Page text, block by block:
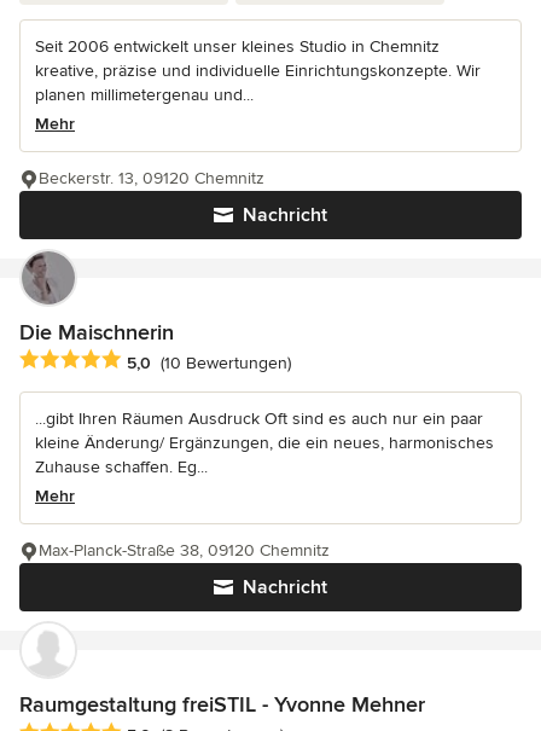
Seit 2006 entwickelt unser kleines Studio in Chemnitz
kreative, präzise und individuelle Einrichtungskonzepte. Wir
planen millimetergenau und...
Mehr
Nachricht
Beckerstr. 13, 09120 Chemnitz
Die Maischnerin
Durchschnittliche Bewertung: 5 von 5 Sternen
5,0 (10 Bewertungen)
...gibt Ihren Räumen Ausdruck Oft sind es auch nur ein paar
kleine Änderung/ Ergänzungen, die ein neues, harmonisches
Zuhause schaffen. Eg...
Mehr
Nachricht
Max-Planck-Straße 38, 09120 Chemnitz
Raumgestaltung freiSTIL - Yvonne Mehner